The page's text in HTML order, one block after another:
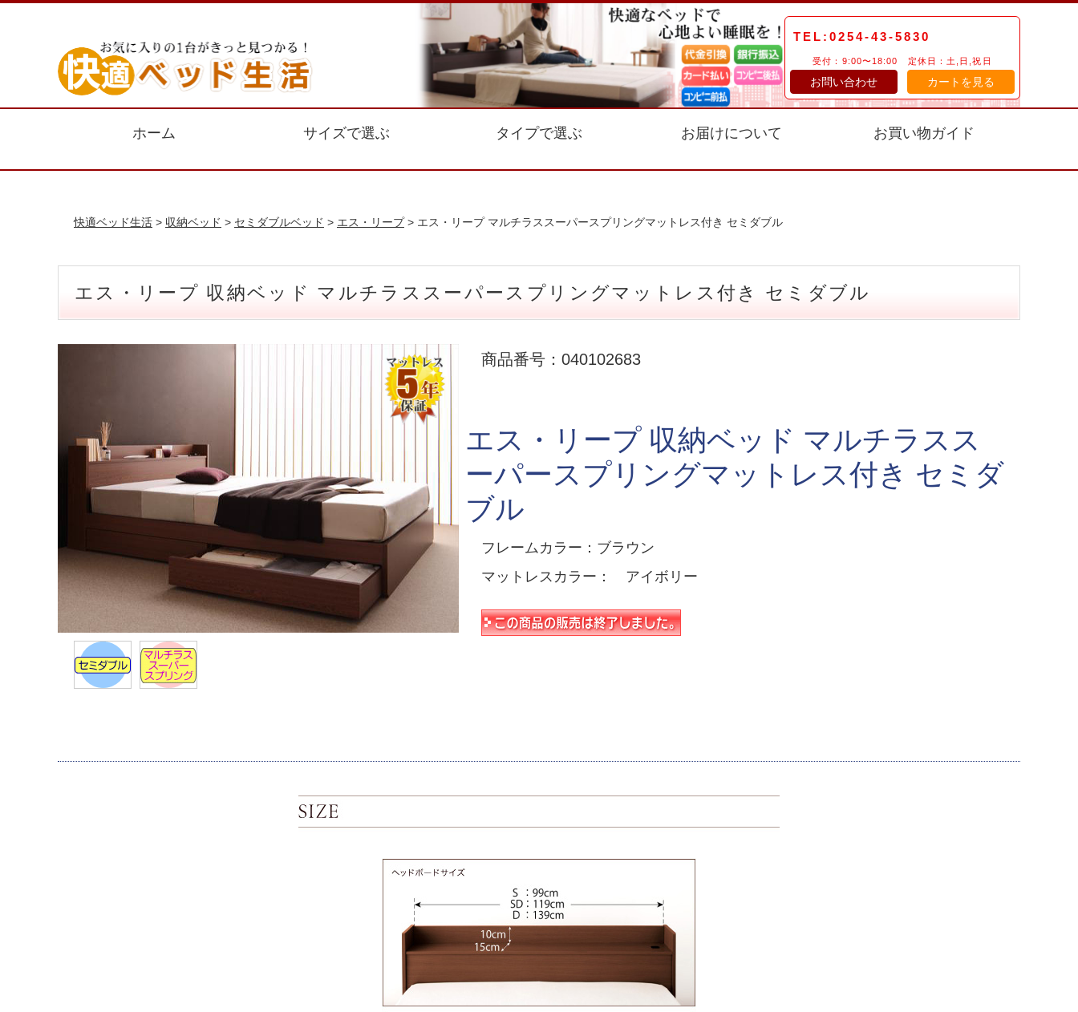
TEL:0254-43-5830
受付：9:00〜18:00 定休日：土,日,祝日
お問い合わせ カートを見る
ホーム サイズで選ぶ タイプで選ぶ お届けについて お買い物ガイド
快適ベッド生活 > 収納ベッド > セミダブルベッド > エス・リープ> エス・リープ マルチラススーパースプリングマットレス付き セミダブル
エス・リープ 収納ベッド マルチラススーパースプリングマットレス付き セミダブル
商品番号：040102683
エス・リープ 収納ベッド マルチラスス
ーパースプリングマットレス付き セミダ
ブル
フレームカラー：ブラウン
マットレスカラー： アイボリー